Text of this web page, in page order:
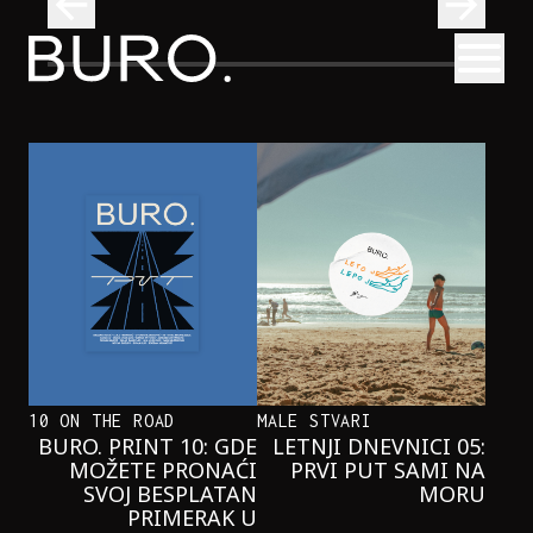
BURO.
ONAJ JEDAN PROIZVOD KOJI
STALNO SELIMO SA POLICE U
TORBE
10 ON THE ROAD
BURO. PRINT 10: GDE
MOŽETE PRONAĆI
SVOJ BESPLATAN
PRIMERAK U
MALE STVARI
LETNJI DNEVNICI 05:
PRVI PUT SAMI NA
MORU